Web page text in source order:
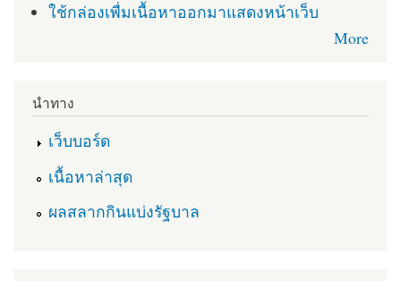
ใช้กล่องเพื่มเนื้อหาออกมาแสดงหน้าเว็บ
More
นำทาง
เว็บบอร์ด
เนื้อหาล่าสุด
ผลสลากกินแบ่งรัฐบาล